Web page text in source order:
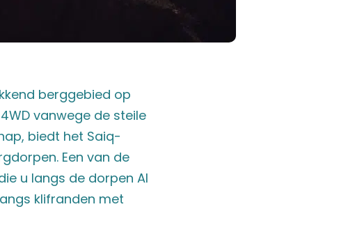
berggebied op
vanwege de steile
biedt het Saiq-
Een van de
u langs de dorpen Al
klifranden met